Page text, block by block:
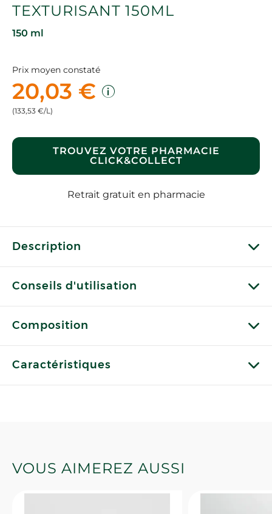
TEXTURISANT 150ML
150 ml
Prix moyen constaté
20,03 €
(133,53 €/L)
TROUVEZ VOTRE PHARMACIE
CLICK&COLLECT
Retrait gratuit en pharmacie
Description
Conseils d'utilisation
Composition
Caractéristiques
VOUS AIMEREZ AUSSI